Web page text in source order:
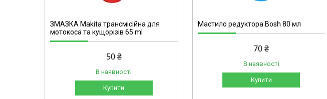
ЗМАЗКА Makita трансмісійна для
мотокоса та кущорізів 65 ml
50 ₴
В наявності
Купити
Мастило редуктора Bosh 80 мл
70 ₴
В наявності
Купити